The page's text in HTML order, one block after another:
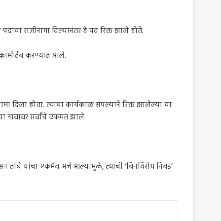
राजीनामा दिल्यानंतर हे पद रिक्त झाले होते.
करण्यात आले.
दिला होता. त्यांचा कार्यकाळ संपल्याने रिक्त झालेल्या या
नावावर सर्वांचे एकमत झाले.
यांचा एकमेव अर्ज आल्यामुळे, त्यांची ‘बिनविरोध निवड’